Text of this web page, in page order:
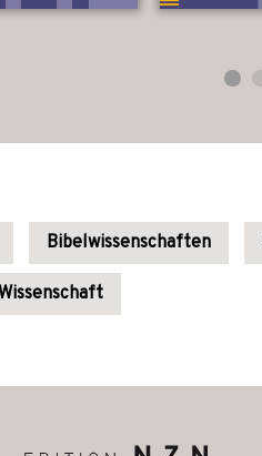
Bibelwissenschaften
Wissenschaft